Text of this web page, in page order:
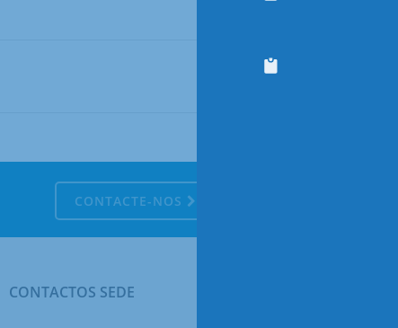
CONTACTE-NOS
CONTACTOS SEDE